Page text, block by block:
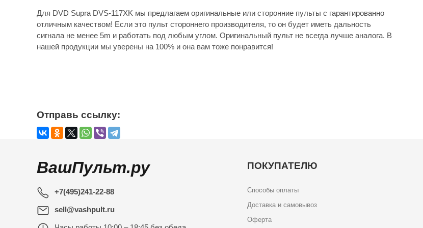
Для DVD Supra DVS-117XK мы предлагаем оригинальные или сторонние пульты с гарантированно
отличным качеством! Если это пульт стороннего производителя, то он будет иметь дальность
сигнала не менее 5m и работать под любым углом. Оригинальный пульт не всегда лучше аналога. В
нашей продукции мы уверены на 100% и она вам тоже понравится!
Отправь ссылку:
ВашПульт.ру
+7(495)241-22-88
sell@vashpult.ru
ПОКУПАТЕЛЮ
Способы оплаты
Доставка и самовывоз
Оферта